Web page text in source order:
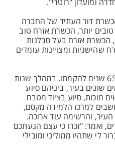
ומועדון "רוטרי".
דור העתיד של החברה
יותר, הכשרת אזרח טוב
הכשרת אזרח בעל סבלנות
שהישגיות ומצויינות עומדים
יצוין כי "רוטרי" חדרה עומד לציין 65 שנים להקמתו. במהלך שנות
שונים בעיר, ביניהם סיוע
מוכות, סיוע בציוד מטבח
למרכז הלמידה מקסם,
והרשימה עוד ארוכה.
ואמר: "זכרו כי עצם הגעתכם
לי שתהיו ממוליכי ומובילי